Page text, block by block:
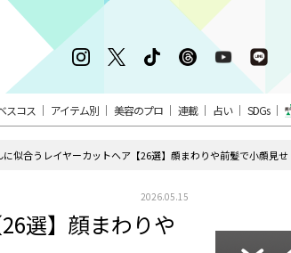
スコス アイテム別 美容のプロ 連載 占い SDGs
に似合うレイヤーカットヘア【26選】顔まわりや前髪で小顔見せ
2026.05.15
選】顔まわりや